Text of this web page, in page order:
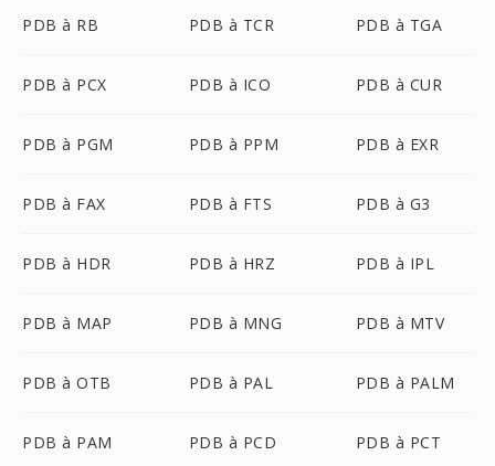
PDB à RB PDB à TCR PDB à TGA
PDB à PCX PDB à ICO PDB à CUR
PDB à PGM PDB à PPM PDB à EXR
PDB à FAX PDB à FTS PDB à G3
PDB à HDR PDB à HRZ PDB à IPL
PDB à MAP PDB à MNG PDB à MTV
PDB à OTB PDB à PAL PDB à PALM
PDB à PAM PDB à PCD PDB à PCT